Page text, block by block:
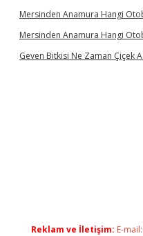
Mersinden Anamura Hangi
Mersinden Anamura Hangi
Geven Bitkisi Ne Zaman Çiçek
Reklam ve İletişim: E-mail: